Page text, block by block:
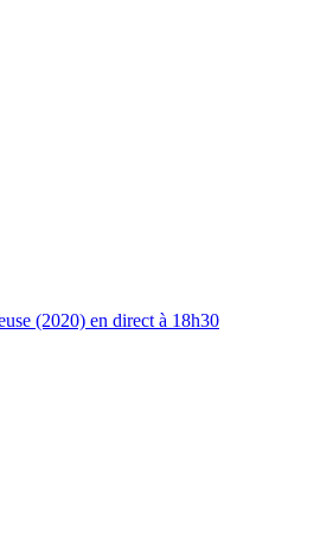
(2020) en direct à 18h30